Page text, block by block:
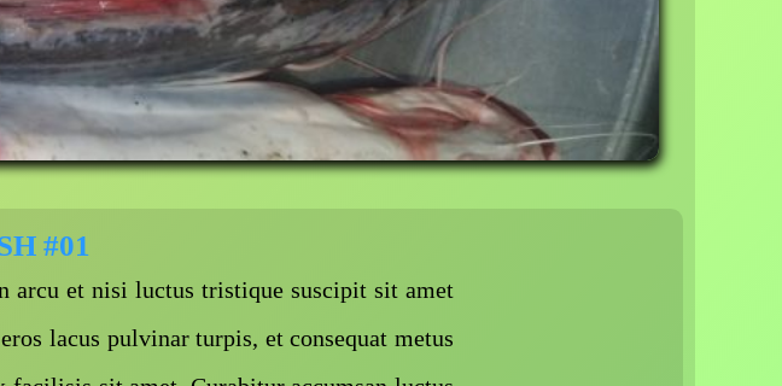
#01
arcu et nisi luctus tristique suscipit sit amet
lacus pulvinar turpis, et consequat metus